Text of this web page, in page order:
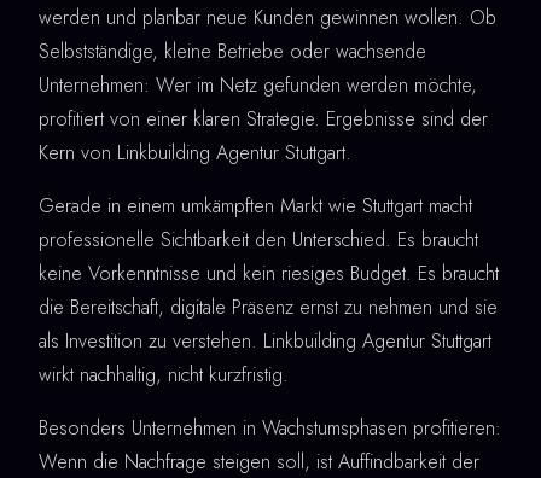
werden und planbar neue Kunden gewinnen wollen. Ob
Selbstständige, kleine Betriebe oder wachsende
Unternehmen: Wer im Netz gefunden werden möchte,
profitiert von einer klaren Strategie. Ergebnisse sind der
Kern von Linkbuilding Agentur Stuttgart.
Gerade in einem umkämpften Markt wie Stuttgart macht
professionelle Sichtbarkeit den Unterschied. Es braucht
keine Vorkenntnisse und kein riesiges Budget. Es braucht
die Bereitschaft, digitale Präsenz ernst zu nehmen und sie
als Investition zu verstehen. Linkbuilding Agentur Stuttgart
wirkt nachhaltig, nicht kurzfristig.
Besonders Unternehmen in Wachstumsphasen profitieren:
Wenn die Nachfrage steigen soll, ist Auffindbarkeit der